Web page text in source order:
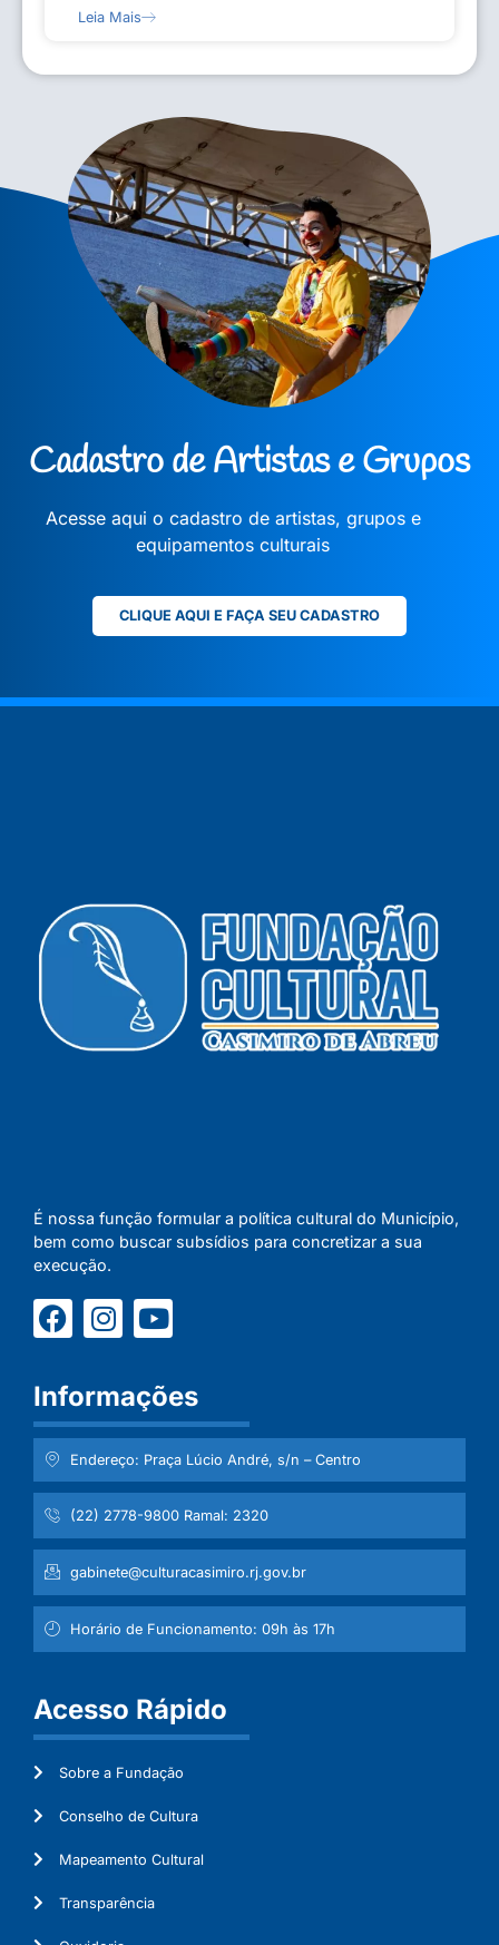
Leia Mais
Cadastro de Artistas e Grupos
Acesse aqui o cadastro de artistas, grupos e
equipamentos culturais
CLIQUE AQUI E FAÇA SEU CADASTRO
É nossa função formular a política cultural do Município,
bem como buscar subsídios para concretizar a sua
execução.
Informações
Endereço: Praça Lúcio André, s/n – Centro
(22) 2778-9800 Ramal: 2320
gabinete@culturacasimiro.rj.gov.br
Horário de Funcionamento: 09h às 17h
Acesso Rápido
Sobre a Fundação
Conselho de Cultura
Mapeamento Cultural
Transparência